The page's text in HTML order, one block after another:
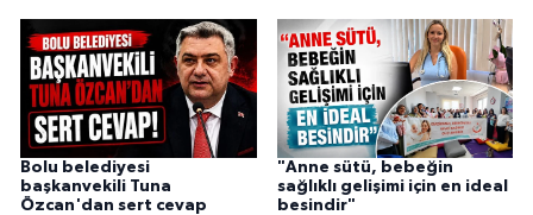
Bolu belediyesi
başkanvekili Tuna
Özcan'dan sert cevap
"Anne sütü, bebeğin
sağlıklı gelişimi için en ideal
besindir"